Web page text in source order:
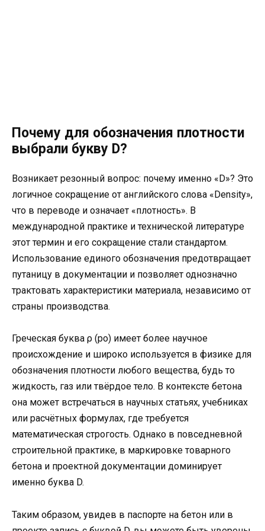
Почему для обозначения плотности
выбрали букву D?
Возникает резонный вопрос: почему именно «D»? Это
логичное сокращение от английского слова «Density»,
что в переводе и означает «плотность». В
международной практике и технической литературе
этот термин и его сокращение стали стандартом.
Использование единого обозначения предотвращает
путаницу в документации и позволяет однозначно
трактовать характеристики материала, независимо от
страны производства.
Греческая буква ρ (ро) имеет более научное
происхождение и широко используется в физике для
обозначения плотности любого вещества, будь то
жидкость, газ или твёрдое тело. В контексте бетона
она может встречаться в научных статьях, учебниках
или расчётных формулах, где требуется
математическая строгость. Однако в повседневной
строительной практике, в маркировке товарного
бетона и проектной документации доминирует
именно буква D.
Таким образом, увидев в паспорте на бетон или в